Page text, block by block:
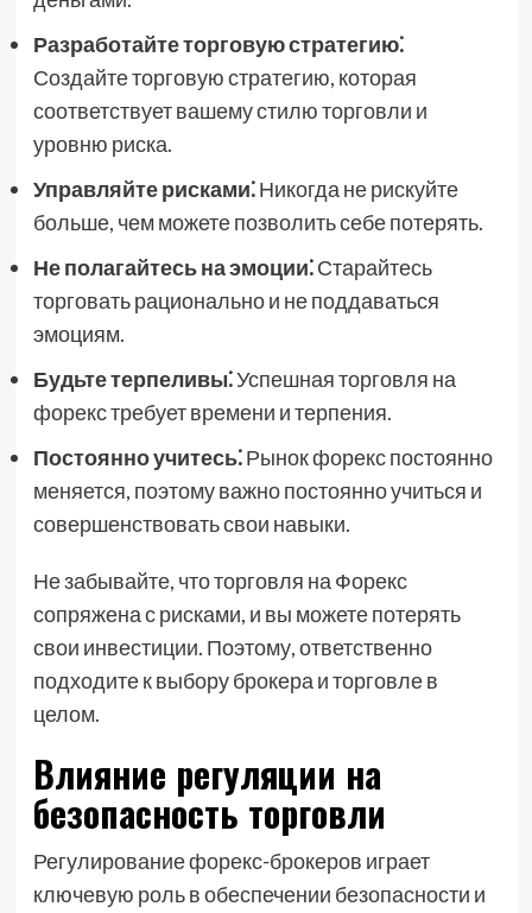
Разработайте торговую стратегию⁚
Создайте торговую стратегию, которая
соответствует вашему стилю торговли и
уровню риска.
Управляйте рисками⁚Никогда не рискуйте
больше, чем можете позволить себе потерять.
Не полагайтесь на эмоции⁚Старайтесь
торговать рационально и не поддаваться
эмоциям.
Будьте терпеливы⁚Успешная торговля на
форекс требует времени и терпения.
Постоянно учитесь⁚Рынок форекс постоянно
меняется, поэтому важно постоянно учиться и
совершенствовать свои навыки.
Не забывайте, что торговля на Форекс
сопряжена с рисками, и вы можете потерять
свои инвестиции. Поэтому, ответственно
подходите к выбору брокера и торговле в
целом.
Влияние регуляции на
безопасность торговли
Регулирование форекс-брокеров играет
ключевую роль в обеспечении безопасности и